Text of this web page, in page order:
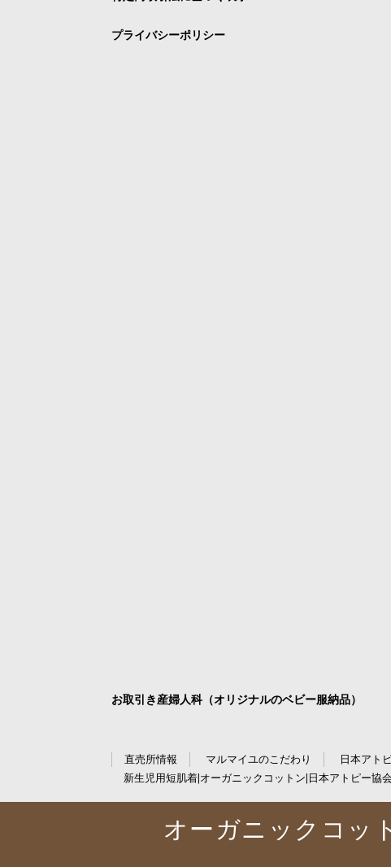
プライバシーポリシー
お取引き産婦人科（オリジナルのベビー服納品）
直売所情報 マルマイユのこだわり
日本アト
新生児用短肌着|オーガニックコットン|日本アトピー協
オーガニックコッ